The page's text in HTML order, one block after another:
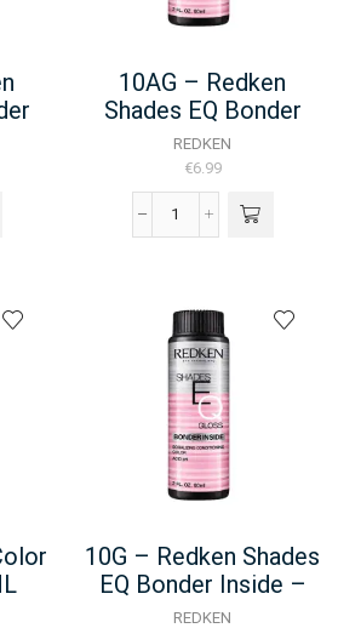
10AG – Redken
Shades EQ Bonder
Inside – 60ML
REDKEN
€6.99
10AG
EQ
Bonder
Inside
-
60ML
aantal
10G – Redken Shades
EQ Bonder Inside –
60ML
REDKEN